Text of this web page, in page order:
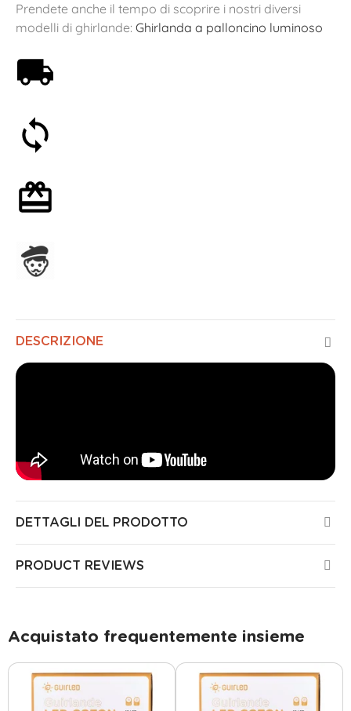
Prendete anche il tempo di scoprire i nostri diversi
modelli di ghirlande: Ghirlanda a palloncino luminoso
DESCRIZIONE
DETTAGLI DEL PRODOTTO
PRODUCT REVIEWS
Acquistato frequentemente insieme